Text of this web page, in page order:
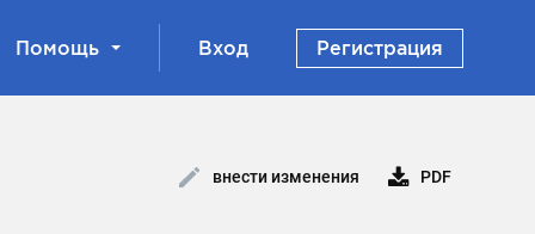
Помощь Вход Регистрация
внести изменения PDF